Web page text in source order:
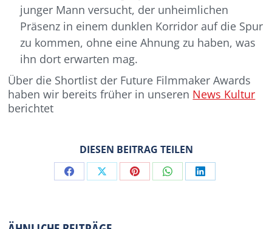
junger Mann versucht, der unheimlichen
Präsenz in einem dunklen Korridor auf die Spur
zu kommen, ohne eine Ahnung zu haben, was
ihn dort erwarten mag.
Über die Shortlist der Future Filmmaker Awards
haben wir bereits früher in unseren News Kultur
berichtet
DIESEN BEITRAG TEILEN
Share Share Share Share Share